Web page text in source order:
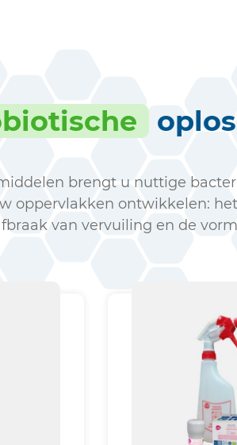
brengt u nuttige
oppervlakken ontwikkelen:
van vervuiling en de